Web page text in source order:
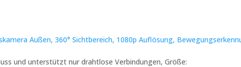
Außen, 360° Sichtbereich, 1080p Auflösung,
und unterstützt nur drahtlose Verbindungen, Größe: